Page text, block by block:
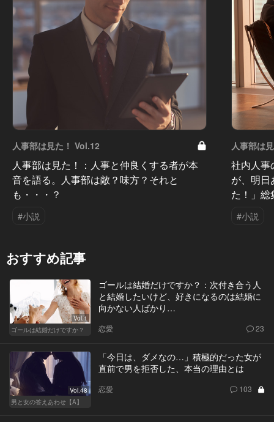
人事部は見た！ Vol.12
人事部は見た！：人事と仲良くする者が本
音を語る。人事部は敵？味方？それと
も・・・？
#小説
人事部は
社内人事
が、明
た！」総
#小説
おすすめ記事
Vol.1
ゴールは結婚だけですか？
ゴールは結婚だけですか？：次付き合う人
と結婚したいけど、好きになるのは結婚に
向かない人ばかり…
恋愛 23
Vol.48
男と女の答えあわせ【A】
「今日は、ダメなの…」積極的だった女が
直前で男を拒否した、本当の理由とは
恋愛 103